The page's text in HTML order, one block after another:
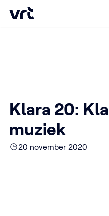
Ga naar de hoofdinhoud
VRT (home)
Home /
Klara 20:
muziek
20 november 2020